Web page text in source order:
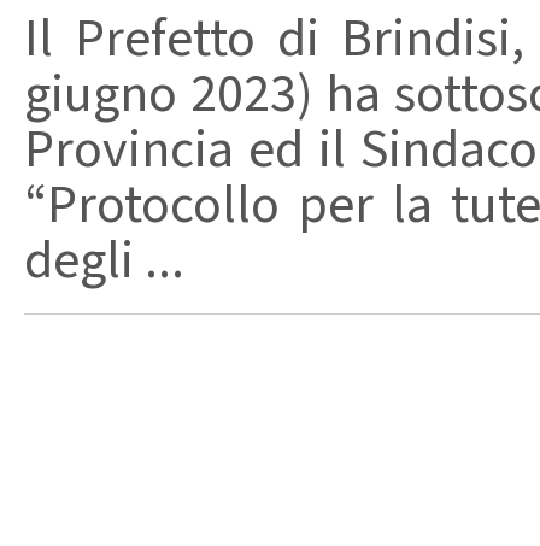
Il Prefetto di
giugno 2023) ha
Provincia ed il
“Protocollo per la
degli ...